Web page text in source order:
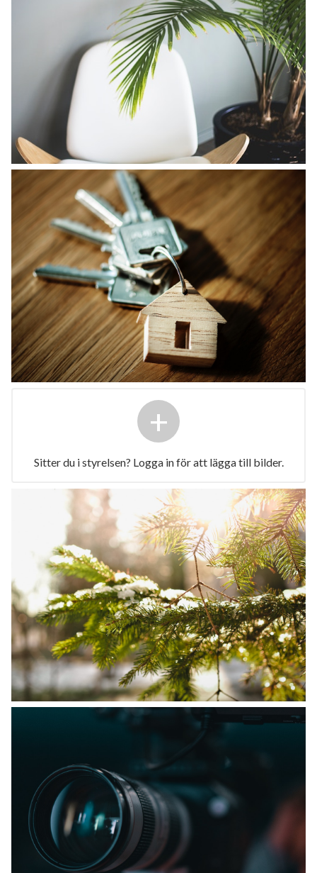
+
Sitter du i styrelsen? Logga in för att lägga till bilder.